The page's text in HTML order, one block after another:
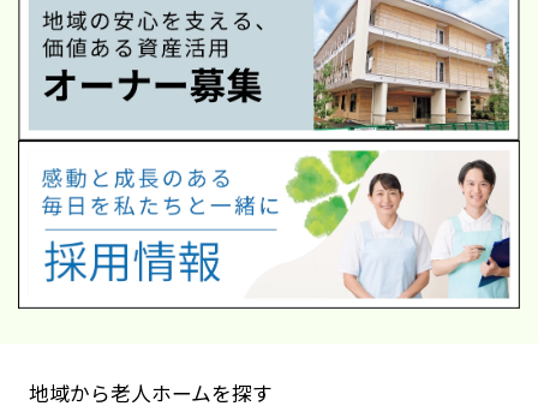
地域から老人ホームを探す